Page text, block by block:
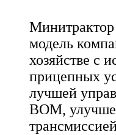
модель
хозяйстве с
прицепных
лучшей
ВОМ,